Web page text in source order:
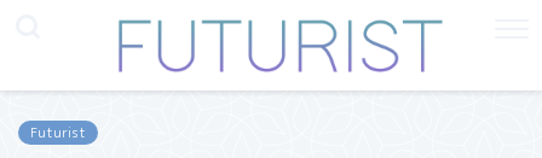
Futurist